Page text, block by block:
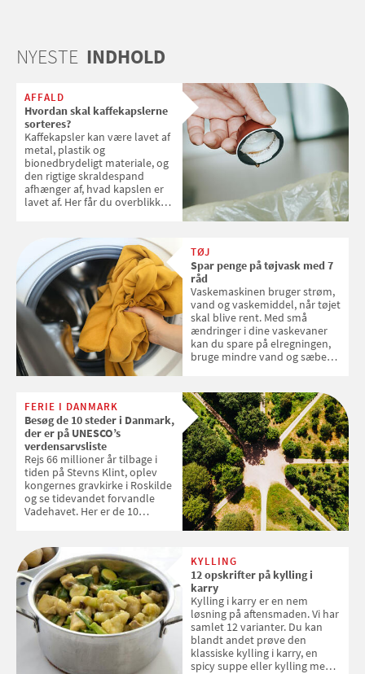
NYESTE INDHOLD
AFFALD
Hvordan skal kaffekapslerne
sorteres?
Kaffekapsler kan være lavet af
metal, plastik og
bionedbrydeligt materiale, og
den rigtige skraldespand
afhænger af, hvad kapslen er
lavet af. Her får du overblikket
TØJ
Spar penge på tøjvask med 7
råd
Vaskemaskinen bruger strøm,
vand og vaskemiddel, når tøjet
skal blive rent. Med små
ændringer i dine vaskevaner
kan du spare på elregningen,
bruge mindre vand og sæbe
enkle råd til at spare penge på
tøjvasken
FERIE I DANMARK
Besøg de 10 steder i Danmark,
der er på UNESCO’s
verdensarvsliste
Rejs 66 millioner år tilbage i
tiden på Stevns Klint, oplev
kongernes gravkirke i Roskilde
og se tidevandet forvandle
Vadehavet. Her er de 10
KYLLING
12 opskrifter på kylling i
karry
Kylling i karry er en nem
løsning på aftensmaden. Vi har
samlet 12 varianter. Du kan
blandt andet prøve den
klassiske kylling i karry, en
spicy suppe eller kylling med